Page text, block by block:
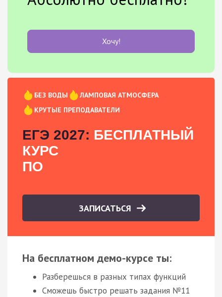
Хочу!
БЕЗ ВОДЫ
ЛАМПОВАЯ АТМОСФЕРА
КРУТЫЕ ПРЕПОДАВАТЕЛИ
ЕГЭ 2027: БЕСПЛАТНЫЙ
КУРС
ПО
ЗАПИСАТЬСЯ
На бесплатном демо-курсе ты:
Разберешься в разных типах функций
Сможешь быстро решать задания №11